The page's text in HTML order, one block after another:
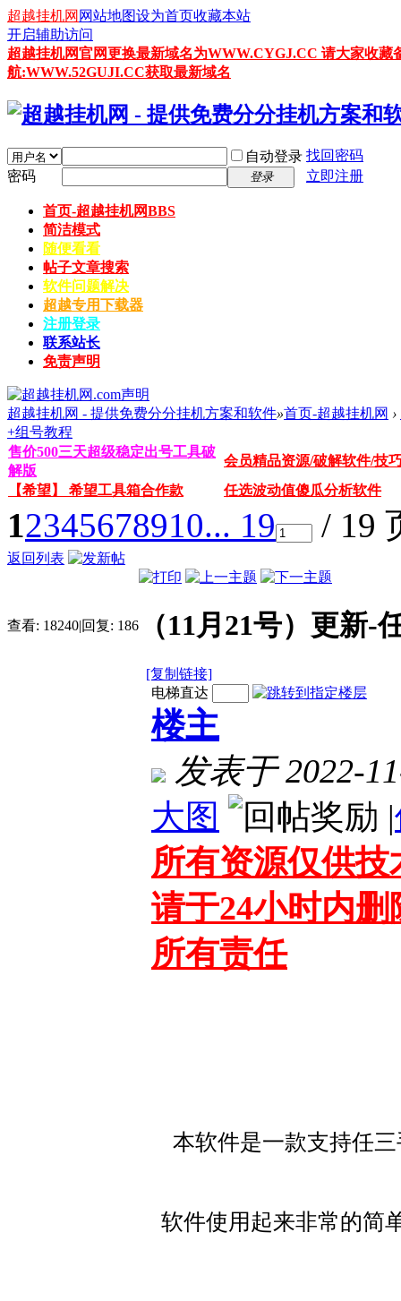
超越挂机网 网站地图设为首页收藏本站
开启辅助访问
超越挂机网官网更换最新域名为WWW.CYGJ.CC 请大家收
航:WWW.52GUJI.CC获取最新域名
自动登录 找回密码
密码
登录 立即注册
首页-超越挂机网BBS
简洁模式
随便看看
帖子文章搜索
软件问题解决
超越专用下载器
注册登录
联系站长
免责声明
超越挂机网 - 提供免费分分挂机方案和软件»首页-超越挂机网 ›
+组号教程
售价500三天超级稳定出号工具破
解版
会员精品资源/破解软件/技
【希望】 希望工具箱合作款
任选波动值傻瓜分析软件
12345678910... 19 / 19
返回列表
查看: 18240|回复: 186 （11月21号）更新
[复制链接]
电梯直达
楼主
发表于 2022-
大图
|
所有资源仅供
请于24小时内
所有责任
本软件是一款支持任
软件使用起来非常的简